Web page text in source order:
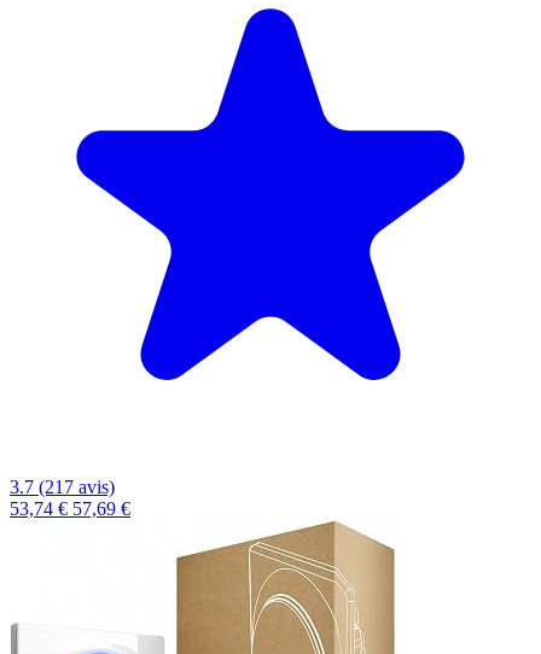
3.7 (217 avis)
53,74 € 57,69 €